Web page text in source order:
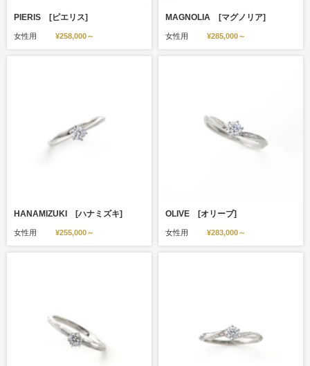
PIERIS [ピエリス]
女性用 ¥258,000～
MAGNOLIA [マグノリア]
女性用 ¥285,000～
HANAMIZUKI [ハナミズキ]
女性用 ¥255,000～
OLIVE [オリーブ]
女性用 ¥283,000～